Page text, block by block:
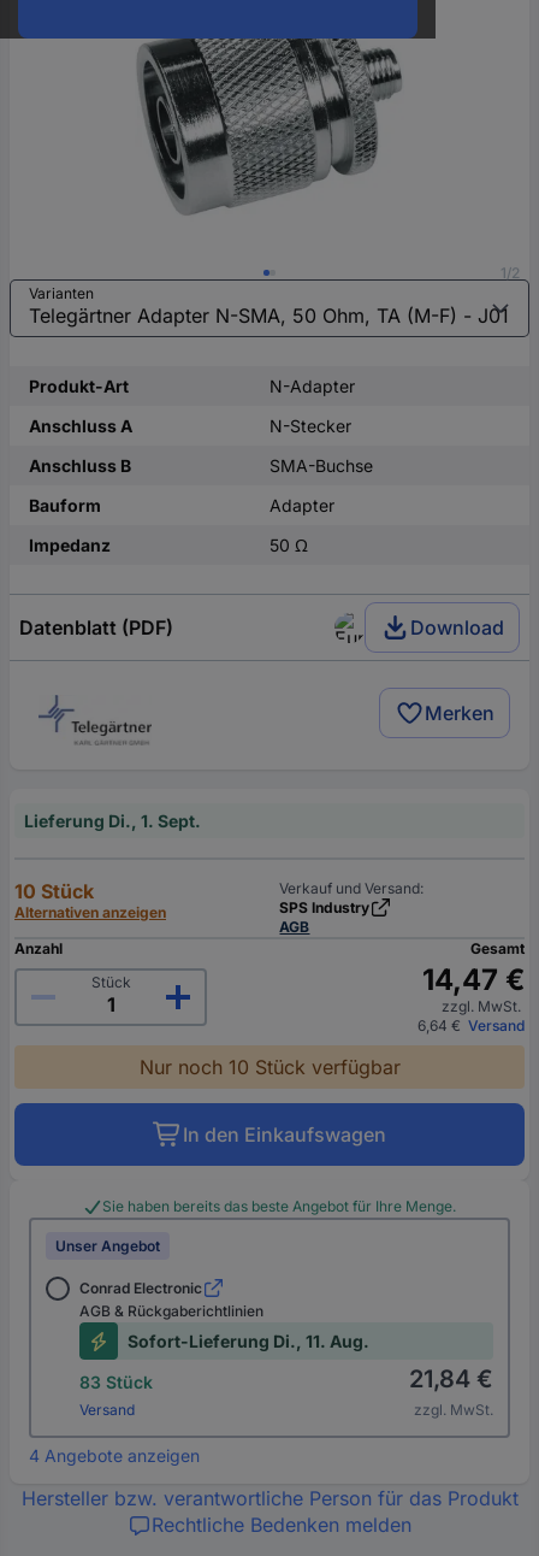
1/2
Varianten
Produkt-Art
N-Adapter
Anschluss A
N-Stecker
Anschluss B
SMA-Buchse
Bauform
Adapter
Impedanz
50 Ω
Datenblatt (PDF) Download
Merken
Lieferung Di., 1. Sept.
10 Stück
Alternativen anzeigen
Verkauf und Versand:
SPS Industry
AGB
Anzahl
Stück
Gesamt
14,47 €
zzgl. MwSt.
6,64 € Versand
Nur noch 10 Stück verfügbar
In den Einkaufswagen
Sie haben bereits das beste Angebot für Ihre Menge.
Unser Angebot
Conrad Electronic
AGB & Rückgaberichtlinien
Sofort-Lieferung Di., 11. Aug.
83 Stück
Versand
21,84 €
zzgl. MwSt.
4 Angebote anzeigen
Hersteller bzw. verantwortliche Person für das Produkt
Rechtliche Bedenken melden